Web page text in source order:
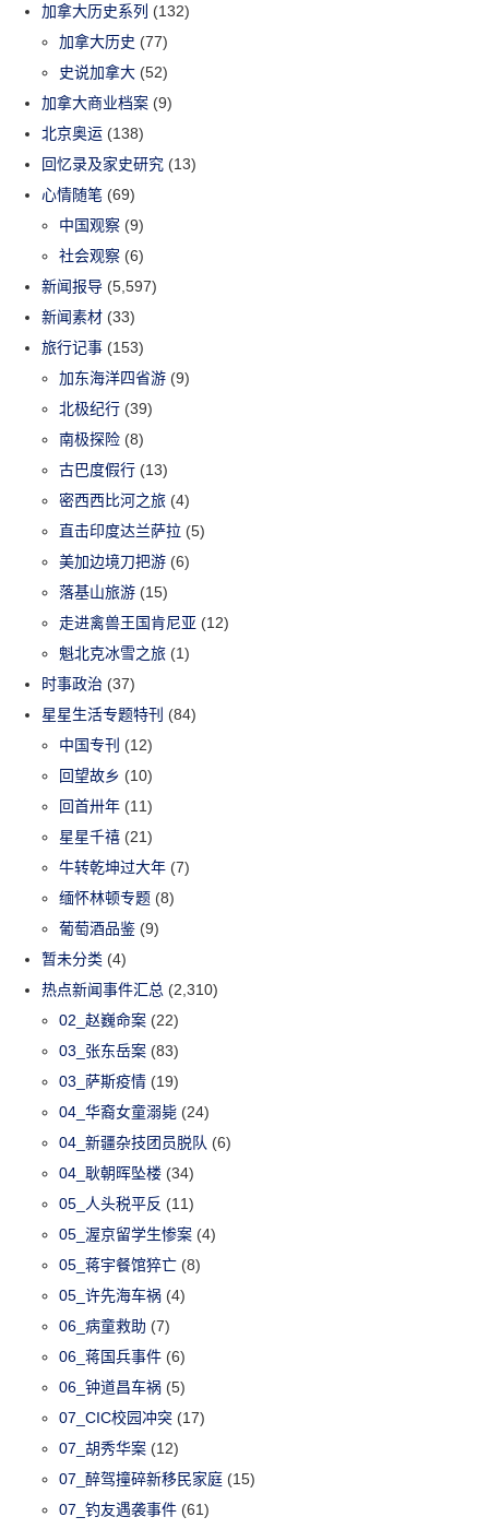
加拿大历史系列 (132)
加拿大历史 (77)
史说加拿大 (52)
加拿大商业档案 (9)
北京奥运 (138)
回忆录及家史研究 (13)
心情随笔 (69)
中国观察 (9)
社会观察 (6)
新闻报导 (5,597)
新闻素材 (33)
旅行记事 (153)
加东海洋四省游 (9)
北极纪行 (39)
南极探险 (8)
古巴度假行 (13)
密西西比河之旅 (4)
直击印度达兰萨拉 (5)
美加边境刀把游 (6)
落基山旅游 (15)
走进禽兽王国肯尼亚 (12)
魁北克冰雪之旅 (1)
时事政治 (37)
星星生活专题特刊 (84)
中国专刊 (12)
回望故乡 (10)
回首卅年 (11)
星星千禧 (21)
牛转乾坤过大年 (7)
缅怀林顿专题 (8)
葡萄酒品鉴 (9)
暂未分类 (4)
热点新闻事件汇总 (2,310)
02_赵巍命案 (22)
03_张东岳案 (83)
03_萨斯疫情 (19)
04_华裔女童溺毙 (24)
04_新疆杂技团员脱队 (6)
04_耿朝晖坠楼 (34)
05_人头税平反 (11)
05_渥京留学生惨案 (4)
05_蒋宇餐馆猝亡 (8)
05_许先海车祸 (4)
06_病童救助 (7)
06_蒋国兵事件 (6)
06_钟道昌车祸 (5)
07_CIC校园冲突 (17)
07_胡秀华案 (12)
07_醉驾撞碎新移民家庭 (15)
07_钓友遇袭事件 (61)